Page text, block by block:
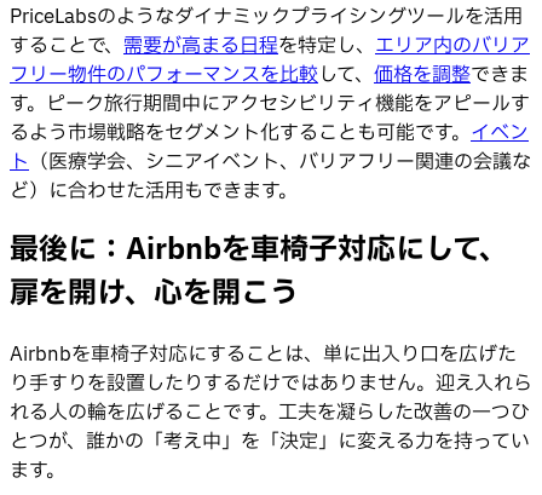
PriceLabsのようなダイナミックプライシングツールを活用
することで、 需要が高まる日程を特定し、 エリア内のバリア
フリー物件のパフォーマンスを比較して、 価格を調整できま
す。ピーク旅行期間中にアクセシビリティ機能をアピールす
るよう市場戦略をセグメント化することも可能です。 イベン
ト （医療学会、シニアイベント、バリアフリー関連の会議な
ど）に合わせた活用もできます。
最後に：Airbnbを車椅子対応にして、
扉を開け、心を開こう
Airbnbを車椅子対応にすることは、単に出入り口を広げた
り手すりを設置したりするだけではありません。迎え入れら
れる人の輪を広げることです。工夫を凝らした改善の一つひ
とつが、誰かの「考え中」を「決定」に変える力を持ってい
ます。